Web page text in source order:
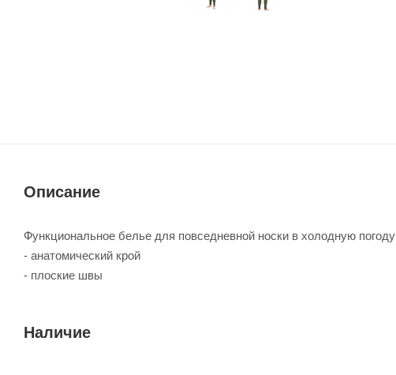
Описание
Функциональное белье для повседневной носки в холодную погоду
- анатомический крой
- плоские швы
Наличие